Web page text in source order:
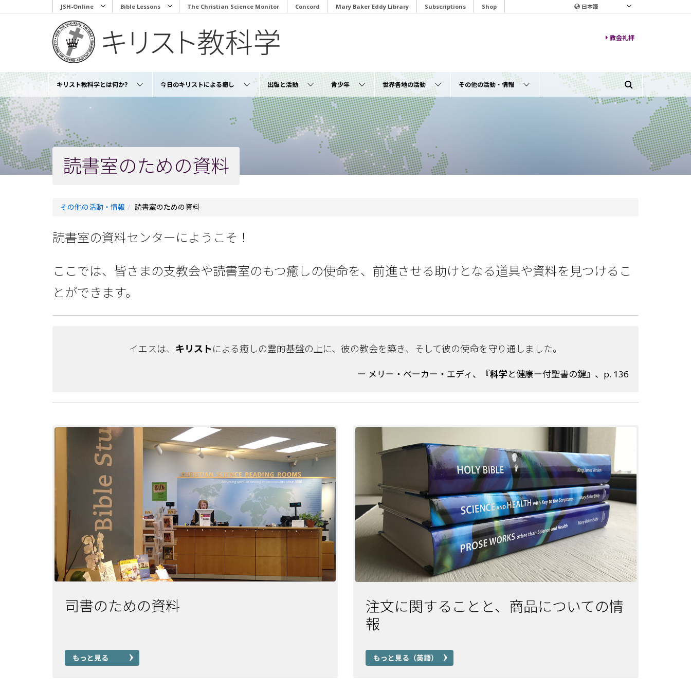
JSH-Online Bible Lessons The Christian Science Monitor Concord Mary Baker Eddy Library Subscriptions Shop 日本語
教会礼拝
キリスト教科学とは何か? 今日のキリストによる癒し 出版と活動 青少年 世界各地の活動 その他の活動・情報
読書室のための資料
その他の活動・情報 読書室のための資料
読書室の資料センターにようこそ！
ここでは、皆さまの支教会や読書室のもつ癒しの使命を、前進させる助けとなる道具や資料を見つけるこ
とができます。
イエスは、 キリストによる癒しの霊的基盤の上に、彼の教会を築き、そして彼の使命を守り通しました。
ー メリー・ベーカー・エディ、『科学と健康ー付聖書の鍵』、p. 136
司書のための資料
もっと見る
注文に関することと、商品についての情
報
もっと見る（英語）